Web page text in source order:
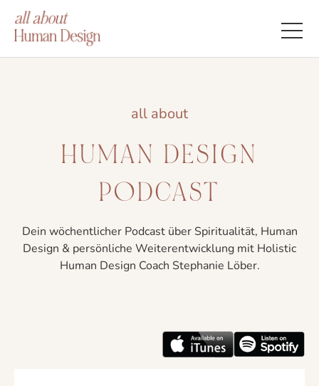
all about
HUMAN DESIGN
PODCAST
Dein wöchentlicher Podcast über Spiritualität, Human
Design & persönliche Weiterentwicklung mit Holistic
Human Design Coach Stephanie Löber.